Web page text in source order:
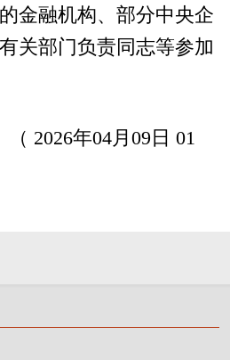
金融机构、部分中央企
关部门负责同志等参加
（ 2026年04月09日 01